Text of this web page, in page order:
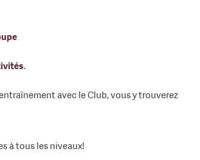
.
avec le Club, vous y trouverez
à tous les niveaux!